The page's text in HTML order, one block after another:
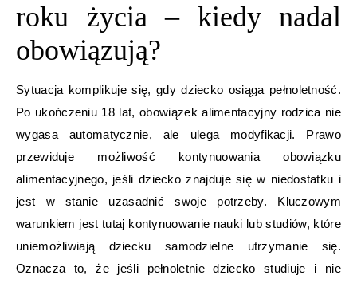
roku życia – kiedy nadal
obowiązują?
Sytuacja komplikuje się, gdy dziecko osiąga pełnoletność.
Po ukończeniu 18 lat, obowiązek alimentacyjny rodzica nie
wygasa automatycznie, ale ulega modyfikacji. Prawo
przewiduje możliwość kontynuowania obowiązku
alimentacyjnego, jeśli dziecko znajduje się w niedostatku i
jest w stanie uzasadnić swoje potrzeby. Kluczowym
warunkiem jest tutaj kontynuowanie nauki lub studiów, które
uniemożliwiają dziecku samodzielne utrzymanie się.
Oznacza to, że jeśli pełnoletnie dziecko studiuje i nie